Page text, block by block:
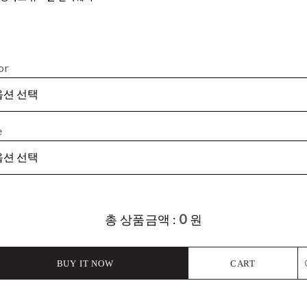
총 상품금액 : 0 원
BUY IT NOW CART